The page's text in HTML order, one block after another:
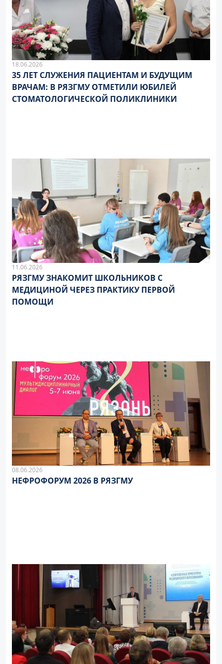
18.06.2026
35 ЛЕТ СЛУЖЕНИЯ ПАЦИЕНТАМ И БУДУЩИМ
ВРАЧАМ: В РЯЗГМУ ОТМЕТИЛИ ЮБИЛЕЙ
СТОМАТОЛОГИЧЕСКОЙ ПОЛИКЛИНИКИ
11.06.2026
РЯЗГМУ ЗНАКОМИТ ШКОЛЬНИКОВ С
МЕДИЦИНОЙ ЧЕРЕЗ ПРАКТИКУ ПЕРВОЙ
ПОМОЩИ
08.06.2026
НЕФРОФОРУМ 2026 В РЯЗГМУ